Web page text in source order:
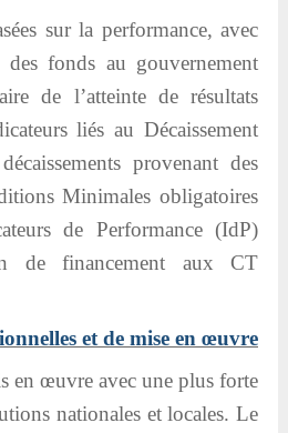
sur la performance, avec
des fonds au gouvernement
de l’atteinte de résultats
liés au Décaissement
provenant des
Minimales obligatoires
de Performance (IdP)
de financement aux CT
et de mise en œuvre
en œuvre avec une plus forte
nationales et locales. Le